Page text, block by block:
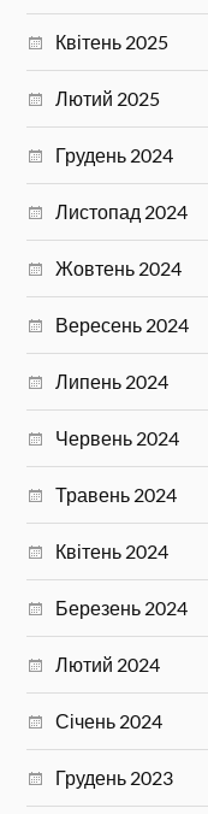
Квітень 2025
Лютий 2025
Грудень 2024
Листопад 2024
Жовтень 2024
Вересень 2024
Липень 2024
Червень 2024
Травень 2024
Квітень 2024
Березень 2024
Лютий 2024
Січень 2024
Грудень 2023